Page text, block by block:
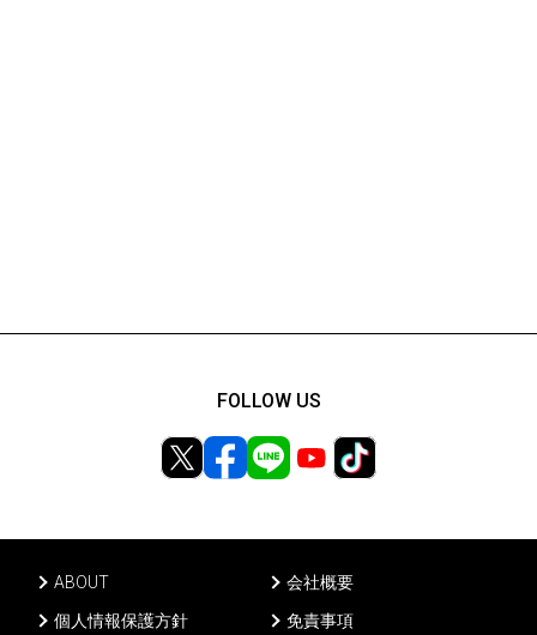
ABOUT
会社概要
個人情報保護方針
免責事項
FOLLOW US